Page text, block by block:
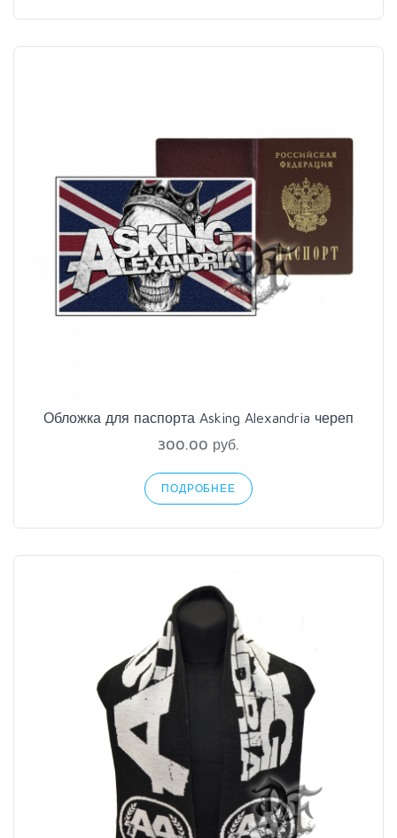
Обложка для паспорта Asking Alexandria череп
300.00 руб.
ПОДРОБНЕЕ